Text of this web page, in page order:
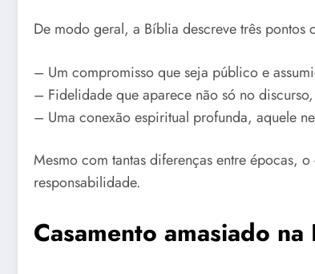
De modo geral, a Bíblia descreve três pontos
– Um compromisso que seja público e
– Fidelidade que aparece não só no discurso,
– Uma conexão espiritual profunda, aquele
Mesmo com tantas diferenças entre épocas,
responsabilidade.
Casamento amasiado